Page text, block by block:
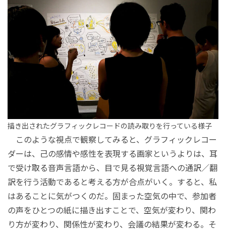
描き出されたグラフィックレコードの読み取りを行っている様子
このような視点で観察してみると、グラフィックレコー
ダーは、己の感情や感性を表現する画家というよりは、耳
で受け取る音声言語から、目で見る視覚言語への通訳／翻
訳を行う活動であると考える方が合点がいく。すると、私
はあることに気がつくのだ。固まった空気の中で、参加者
の声をひとつの紙に描き出すことで、空気が変わり、関わ
り方が変わり、関係性が変わり、会議の結果が変わる。そ